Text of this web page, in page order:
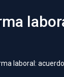
laboral: